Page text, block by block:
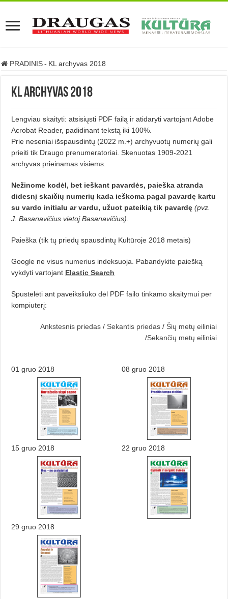
PRADINIS - KL archyvas 2018
KL archyvas 2018
Lengviau skaityti: atsisiųsti PDF failą ir atidaryti vartojant Adobe
Acrobat Reader, padidinant tekstą iki 100%.
Prie neseniai išspausdintų (2022 m.+) archyvuotų numerių gali
prieiti tik Draugo prenumeratoriai. Skenuotas 1909-2021
archyvas prieinamas visiems.
Nežinome kodėl, bet ieškant pavardės, paieška atranda
didesnį skaičių numerių kada ieškoma pagal pavardę kartu
su vardo initialu ar vardu, užuot pateikią tik pavardę (pvz.
J. Basanavičius vietoj Basanavičius)
Paieška (tik tų priedų spausdintų Kultūroje 2018 metais)
Google ne visus numerius indeksuoja. Pabandykite paiešką
vykdyti vartojant Elastic Search
Spustelėti ant paveiksliuko dėl PDF failo tinkamo skaitymui per
kompiuterį:
Ankstesnis priedas/ Sekantis priedas / Šių metų eiliniai
/Sekančių metų eiliniai
01 gruo 2018 08 gruo 2018
15 gruo 2018 22 gruo 2018
29 gruo 2018